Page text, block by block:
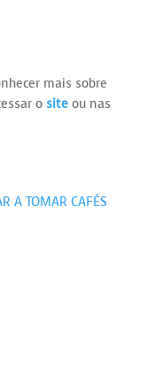
mais sobre
o siteou nas
A TOMAR CAFÉS